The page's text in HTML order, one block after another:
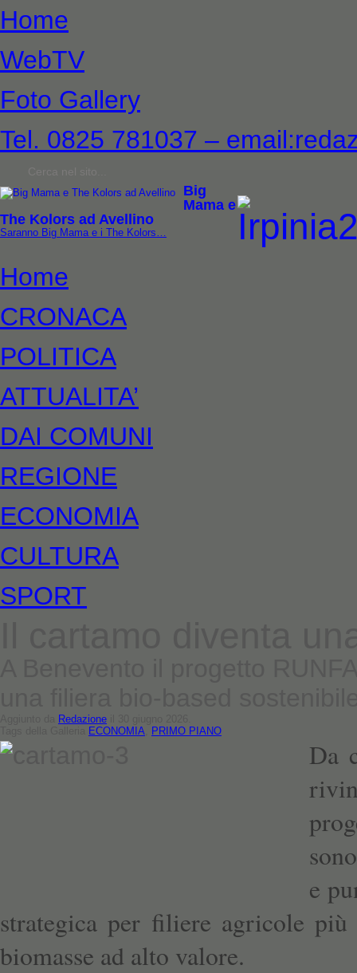
Home
WebTV
Foto Gallery
Tel. 0825 781037 –
Big
Mama e
The Kolors ad Avellino
Saranno Big Mama e i The Kolors…
Home
CRONACA
POLITICA
ATTUALITA’
DAI COMUNI
REGIONE
ECONOMIA
CULTURA
SPORT
Redazione
ECONOMIA PRIMO PIANO
Da
e
strategica per filiere agricole
biomasse ad alto valore.